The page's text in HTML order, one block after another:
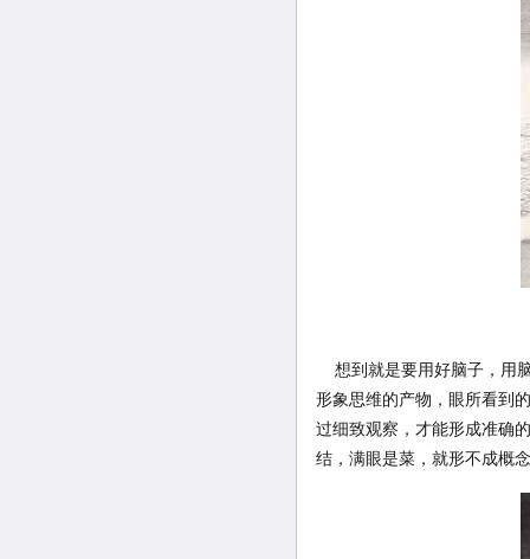
想到就是要用好脑子，用
形象思维的产物，眼所看到
过细致观察，才能形成准确
结，满眼是菜，就形不成概